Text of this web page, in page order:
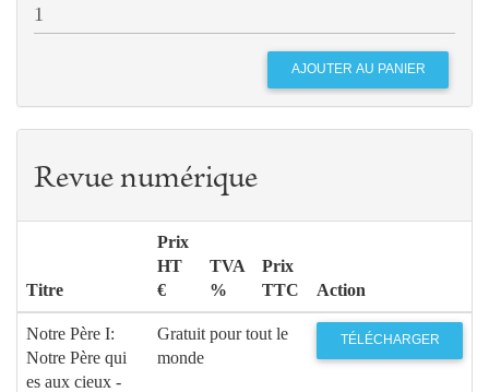
Revue numérique
Titre
Prix
HT
€
TVA
%
Prix
TTC
Action
Notre Père I:
Notre Père qui
es aux cieux -
Gratuit pour tout le
monde
TÉLÉCHARGER